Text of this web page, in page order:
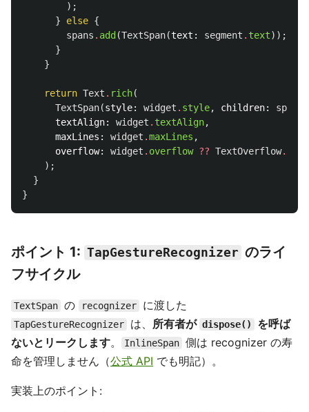
);
}
else {
spans . add (TextSpan(text: segment . text));
}
}
return Text . rich(
TextSpan(style: widget . style, children: spans
textAlign:
widget . textAlign,
maxLines:
widget .maxLines ,
overflow:
widget . overflow ?? TextOverflow.
);
}
}
ポイント 1: TapGestureRecognizer のライ
フサイクル
TextSpan の recognizer に渡した
TapGestureRecognizer は、 所有者が dispose()
を呼ば
ないとリークします。 InlineSpan 側は recognizer の寿
命を管理しません（公式 API でも明記）。
実装上のポイント: